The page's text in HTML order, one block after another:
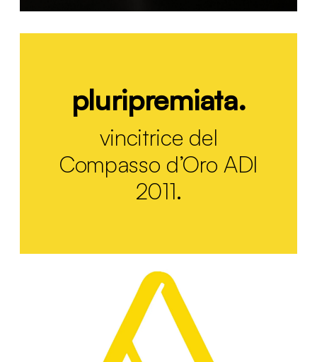
pluripremiata.
vincitrice del
Compasso d’Oro ADI
2011.